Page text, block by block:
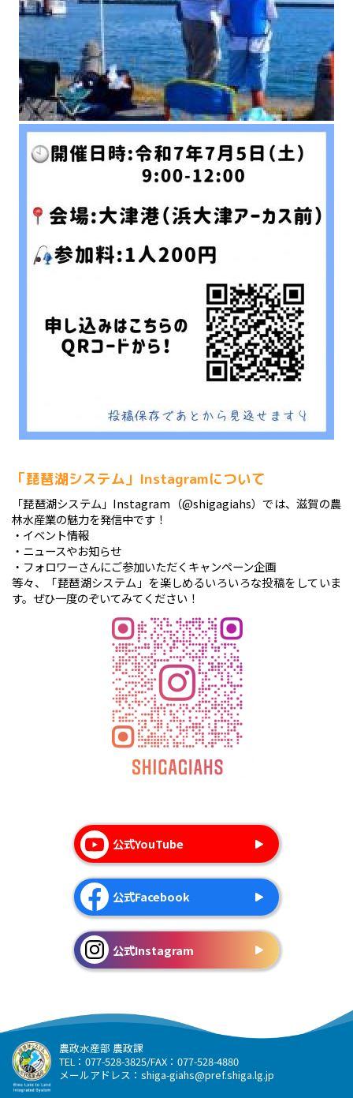
「琵琶湖システム」Instagramについて
「琵琶湖システム」Instagram（@shigagiahs）では、滋賀の農
林水産業の魅力を発信中です！
・イベント情報
・ニュースやお知らせ
・フォロワーさんにご参加いただくキャンペーン企画
等々、「琵琶湖システム」を楽しめるいろいろな投稿をしていま
す。ぜひ一度のぞいてみてください！
公式YouTube
公式Facebook
公式Instagram
農政水産部 農政課
TEL：077-528-3825/FAX：077-528-4880
メールアドレス： shiga-giahs@pref.shiga.lg.jp